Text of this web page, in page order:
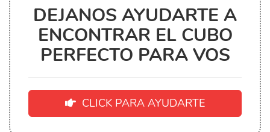
DEJANOS AYUDARTE A
ENCONTRAR EL CUBO
PERFECTO PARA VOS
CLICK PARA AYUDARTE